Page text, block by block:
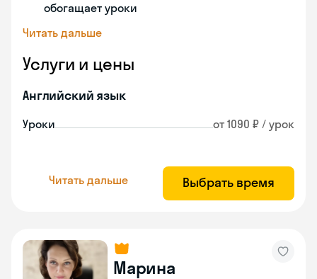
обогащает уроки
Читать дальше
Услуги и цены
Английский язык
Уроки от 1090 ₽ / урок
Читать дальше Выбрать время
Марина